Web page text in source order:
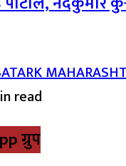
read
ग्रुप